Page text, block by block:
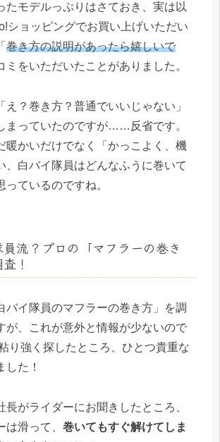
たモデルっぷりはさておき、実は以
ショッピングでお買い上げいただい
巻き方の説明があったら嬉しいで
ミをいただいたことがありました。
え？巻き方？普通でいいじゃない」
まっていたのですが……反省です。
暖かいだけでなく「かっこよく、機
、白バイ隊員はどんなふうに巻いて
っているのですね。
員流？プロの「マフラーの巻き
！
バイ隊員のマフラーの巻き方」を調
が、これが意外と情報が少ないので
り強く探したところ、ひとつ貴重な
した！
長がライダーにお聞きしたところ、
は滑って、 巻いてもすぐ解けてしま